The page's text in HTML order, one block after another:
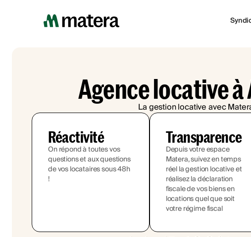
Agence locative
La gestion locative avec
Réactivité
On répond à toutes vos
questions et aux questions
de vos locataires sous 48h
!
Transparence
Depuis votre espace
Matera, suivez en temps
réel la gestion locative et
réalisez la déclaration
fiscale de vos biens en
locations quel que soit
votre régime fiscal